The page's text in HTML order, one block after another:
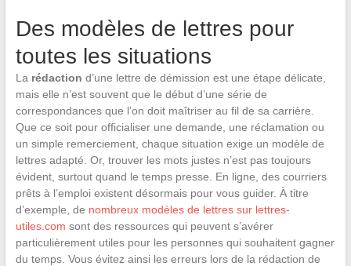
Des modèles de lettres pour
toutes les situations
La rédaction d’une lettre de démission est une étape délicate,
mais elle n’est souvent que le début d’une série de
correspondances que l’on doit maîtriser au fil de sa carrière.
Que ce soit pour officialiser une demande, une réclamation ou
un simple remerciement, chaque situation exige un modèle de
lettres adapté. Or, trouver les mots justes n’est pas toujours
évident, surtout quand le temps presse. En ligne, des courriers
prêts à l’emploi existent désormais pour vous guider. À titre
d’exemple, de nombreux modèles de lettres sur lettres-
utiles.com sont des ressources qui peuvent s’avérer
particulièrement utiles pour les personnes qui souhaitent gagner
du temps. Vous évitez ainsi les erreurs lors de la rédaction de